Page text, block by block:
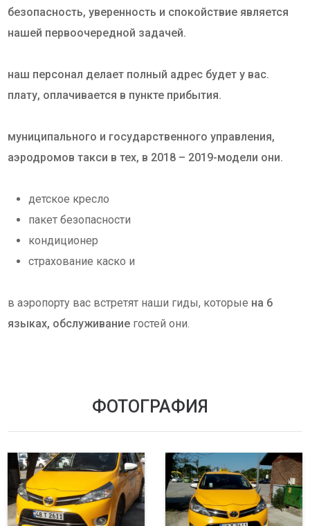
безопасность, уверенность и спокойствие является
нашей первоочередной задачей.
наш персонал делает полный адрес будет у вас.
плату, оплачивается в пункте прибытия.
муниципального и государственного управления,
аэродромов такси в тех, в 2018 – 2019-модели они.
детское кресло
пакет безопасности
кондиционер
страхование каско и
в аэропорту вас встретят наши гиды, которые на 6
языках, обслуживание гостей они.
ФОТОГРАФИЯ